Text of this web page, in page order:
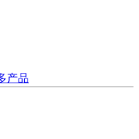
产品